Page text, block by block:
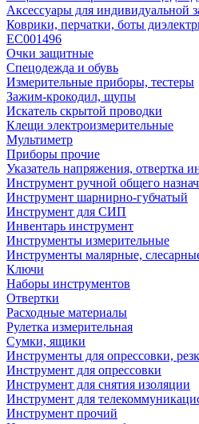
Аксессуары для индивидуальной
Коврики, перчатки, боты
EC001496
Очки защитные
Спецодежда и обувь
Измерительные приборы, тестеры
Зажим-крокодил, щупы
Искатель скрытой проводки
Клещи электроизмерительные
Мультиметр
Приборы прочие
Указатель напряжения, отвертка
Инструмент ручной общего
Инструмент шарнирно-губчатый
Инструмент для СИП
Инвентарь инструмент
Инструменты измерительные
Инструменты малярные,
Ключи
Наборы инструментов
Отвертки
Расходные материалы
Рулетка измерительная
Сумки, ящики
Инструменты для опрессовки,
Инструмент для опрессовки
Инструмент для снятия изоляции
Инструмент для
Инструмент прочий